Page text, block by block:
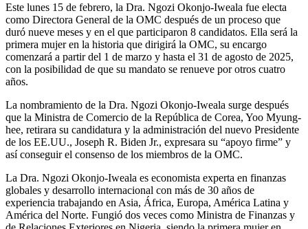
Este lunes 15 de febrero, la Dra. Ngozi Okonjo-Iweala fue electa
como Directora General de la OMC después de un proceso que
duró nueve meses y en el que participaron 8 candidatos. Ella será la
primera mujer en la historia que dirigirá la OMC, su encargo
comenzará a partir del 1 de marzo y hasta el 31 de agosto de 2025,
con la posibilidad de que su mandato se renueve por otros cuatro
años.
La nombramiento de la Dra. Ngozi Okonjo-Iweala surge después
que la Ministra de Comercio de la República de Corea, Yoo Myung-
hee, retirara su candidatura y la administración del nuevo Presidente
de los EE.UU., Joseph R. Biden Jr., expresara su “apoyo firme” y
así conseguir el consenso de los miembros de la OMC.
La Dra. Ngozi Okonjo-Iweala es economista experta en finanzas
globales y desarrollo internacional con más de 30 años de
experiencia trabajando en Asia, África, Europa, América Latina y
América del Norte. Fungió dos veces como Ministra de Finanzas y